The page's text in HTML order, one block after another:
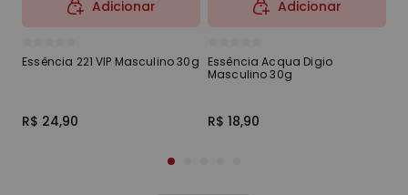
Essência 221 VIP Masculino 30g
R$ 24,90
Adicionar
Essência Acqua Digio
Masculino 30g
R$ 18,90
Adicionar